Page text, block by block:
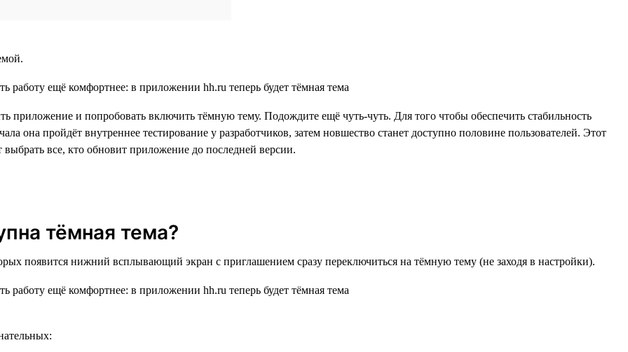
приложение и попробовать включить тёмную тему. Подождите ещё чуть-чуть. Для того чтобы обеспечить стабильность
она пройдёт внутреннее тестирование у разработчиков, затем новшество станет доступно половине пользователей. Этот
все, кто обновит приложение до последней версии.
тёмная тема?
появится нижний всплывающий экран с приглашением сразу переключиться на тёмную тему (не заходя в настройки).